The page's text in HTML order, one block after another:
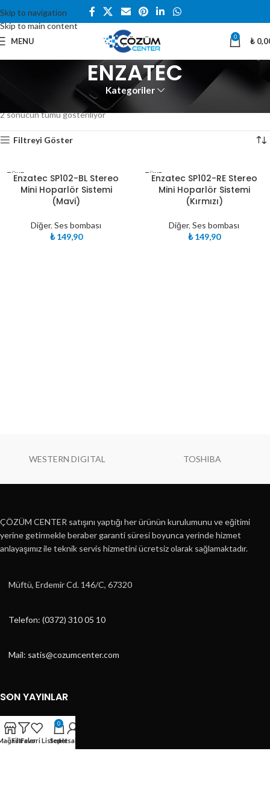
Skip to navigation
Skip to main content
MENU 0 ₺
ENZATEC
Kategoriler
Ürünler “ENZATEC” olarak etiketlendi
2 sonucun tümü gösteriliyor
Filtreyi Göster
TÜKE
NDI
Enzatec SP102-BL Stereo
Mini Hoparlör Sistemi
(Mavi)
Diğer, Ses bombası
₺149,90
TÜKE
NDI
Enzatec SP102-RE Stereo
Mini Hoparlör Sistemi
(Kırmızı)
Diğer, Ses bombası
₺149,90
WESTERN DIGITAL TOSHIBA
ÇÖZÜM CENTER satışını yaptığı her ürünün kurulumunu ve eğitimi
yerine getirmekle beraber garanti süresi boyunca yerinde hizmet
anlayaşımız ile teknik servis hizmetini ücretsiz olarak sağlamaktadır.
Müftü, Erdemir Cd. 146/C, 67320
Telefon: (0372) 310 05 10
Mail: satis@cozumcenter.com
SON YAYINLAR
KATEGORILER
KATEGORILER
Filtreler
Favori Listem
0
SepetHesabım